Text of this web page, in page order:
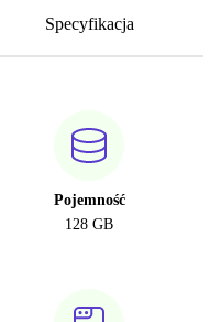
Specyfikacja
Pojemność
128 GB